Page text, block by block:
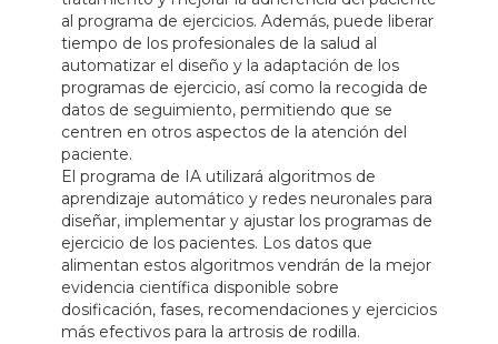
al programa de ejercicios. Además, puede liberar
tiempo de los profesionales de la salud al
automatizar el diseño y la adaptación de los
programas de ejercicio, así como la recogida de
datos de seguimiento, permitiendo que se
centren en otros aspectos de la atención del
paciente.
El programa de IA utilizará algoritmos de
aprendizaje automático y redes neuronales para
diseñar, implementar y ajustar los programas de
ejercicio de los pacientes. Los datos que
alimentan estos algoritmos vendrán de la mejor
evidencia científica disponible sobre
dosificación, fases, recomendaciones y ejercicios
más efectivos para la artrosis de rodilla.